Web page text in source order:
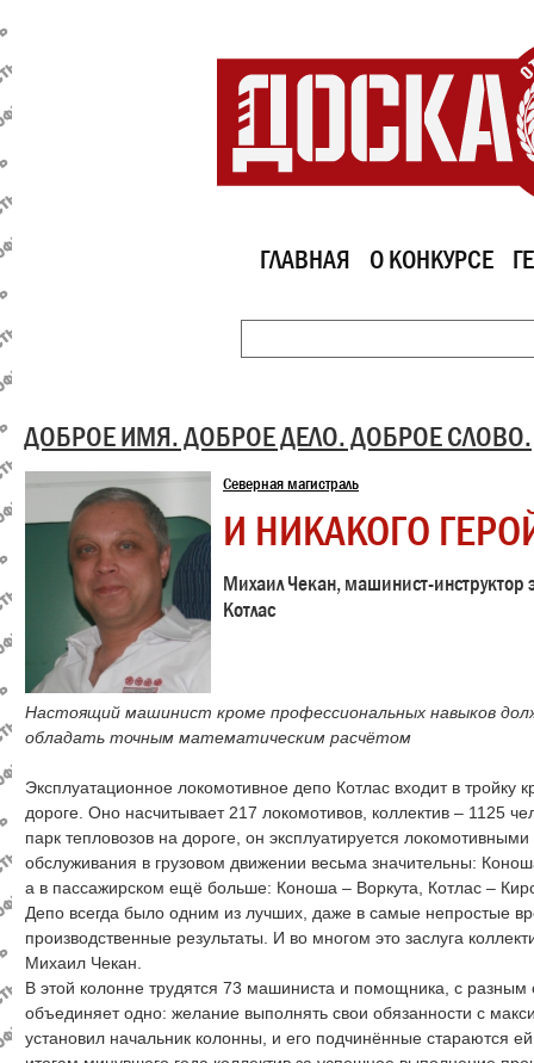
ГЛАВНАЯ О КОНКУРСЕ
ДОБРОЕ ИМЯ. ДОБРОЕ ДЕЛО. ДОБРОЕ СЛОВО.
Северная магистраль
И НИКАКОГО
Михаил Чекан, машинист-инструктор
Котлас
Настоящий машинист кроме профессиональных навыков
обладать точным математическим расчётом
Эксплуатационное локомотивное депо Котлас входит в тройку
дороге. Оно насчитывает 217 локомотивов, коллектив – 1125
парк тепловозов на дороге, он эксплуатируется
обслуживания в грузовом движении весьма значительны:
а в пассажирском ещё больше: Коноша – Воркута, Котлас –
Депо всегда было одним из лучших, даже в самые непростые
производственные результаты. И во многом это заслуга
Михаил Чекан.
В этой колонне трудятся 73 машиниста и помощника, с
объединяет одно: желание выполнять свои обязанности с
установил начальник колонны, и его подчинённые стараются ей